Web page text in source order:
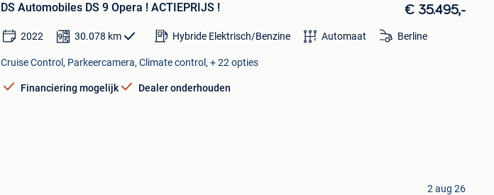
DS Automobiles DS 9 Opera ! ACTIEPRIJS ! € 35.495,-
2022 30.078 km Hybride Elektrisch/Benzine Automaat Berline
Cruise Control, Parkeercamera, Climate control, + 22 opties
Financiering mogelijk Dealer onderhouden
2 aug 26